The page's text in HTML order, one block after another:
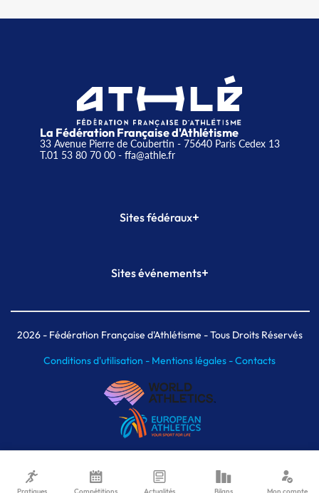
La Fédération Française d'Athlétisme
33 Avenue Pierre de Coubertin - 75640 Paris Cedex 13
T.01 53 80 70 00- ffa@athle.fr
Sites fédéraux+
Plateforme Formation
Sites événements+
Meeting de Paris indoor
MAIF Ekiden de Paris
2026- Fédération Française d'Athlétisme - Tous Droits Réservés
Conditions d'utilisation - Mentions légales -Contacts
Pratiques Compétitions Actualités Bilans Mon compte